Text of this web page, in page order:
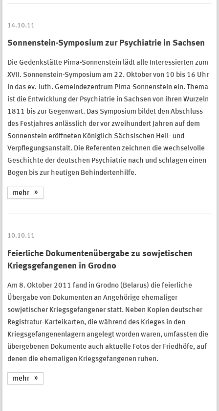
14.10.11
Sonnenstein-Symposium zur Psychiatrie in Sachsen
Die Gedenkstätte Pirna-Sonnenstein lädt alle Interessierten zum
XVII. Sonnenstein-Symposium am 22. Oktober von 10 bis 16 Uhr
in das ev.-luth. Gemeindezentrum Pirna-Sonnenstein ein. Thema
ist die Entwicklung der Psychiatrie in Sachsen von ihren Wurzeln
1811 bis zur Gegenwart. Das Symposium bildet den Abschluss
des Festjahres anlässlich der vor zweihundert Jahren auf dem
Sonnenstein eröffneten Königlich Sächsischen Heil- und
Verpflegungsanstalt. Die Referenten zeichnen die wechselvolle
Geschichte der deutschen Psychiatrie nach und schlagen einen
Bogen bis zur heutigen Behindertenhilfe.
mehr
10.10.11
Feierliche Dokumentenübergabe zu sowjetischen
Kriegsgefangenen in Grodno
Am 8. Oktober 2011 fand in Grodno (Belarus) die feierliche
Übergabe von Dokumenten an Angehörige ehemaliger
sowjetischer Kriegsgefangener statt. Neben Kopien deutscher
Registratur-Karteikarten, die während des Krieges in den
Kriegsgefangenenlagern angelegt worden waren, umfassten die
übergebenen Dokumente auch aktuelle Fotos der Friedhöfe, auf
denen die ehemaligen Kriegsgefangenen ruhen.
mehr